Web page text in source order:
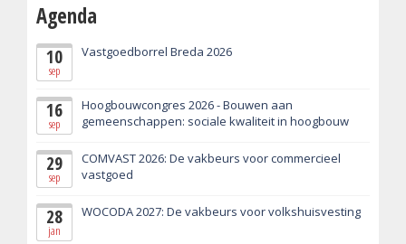
Agenda
10
sep
Vastgoedborrel Breda 2026
16
sep
Hoogbouwcongres 2026 - Bouwen aan
gemeenschappen: sociale kwaliteit in hoogbouw
29
sep
COMVAST 2026: De vakbeurs voor commercieel
vastgoed
28
jan
WOCODA 2027: De vakbeurs voor volkshuisvesting